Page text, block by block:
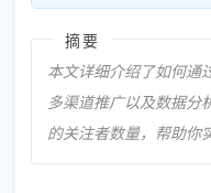
摘要
本文详细介绍了如何通
多渠道推广以及数据分
的关注者数量，帮助你